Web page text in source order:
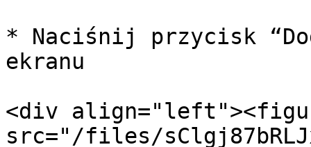
* Naciśnij przycisk
ekranu
<div
src="/files/